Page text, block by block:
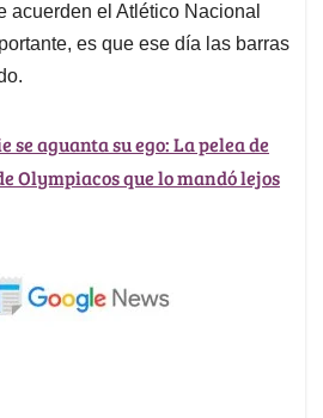
acuerden el Atlético Nacional
es que ese día las barras
se aguanta su ego: La pelea de
Olympiacos que lo mandó lejos